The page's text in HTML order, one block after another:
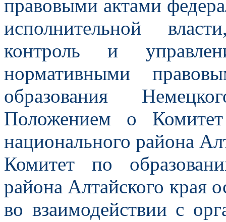
правовыми актами
исполнительной
контроль и
нормативными
образования
Положением о
национального района
Комитет по
района Алтайского края
во взаимодействии с